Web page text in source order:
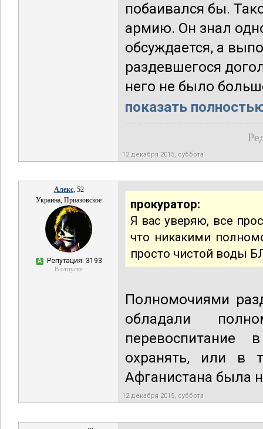
побаивался бы.
армию. Он знал
обсуждается, а
раздевшегося
него не было
показать
12 декабря 2015, суббота
Алекс, 52
Украина, Приазовское
А Репутация: 3193
В отпуске
прокуратор:
Я вас уверяю, все
что никакими
просто чистой воды
Полномочиями
обладали
охранять, или в
Афганистана была
12 декабря 2015, суббота